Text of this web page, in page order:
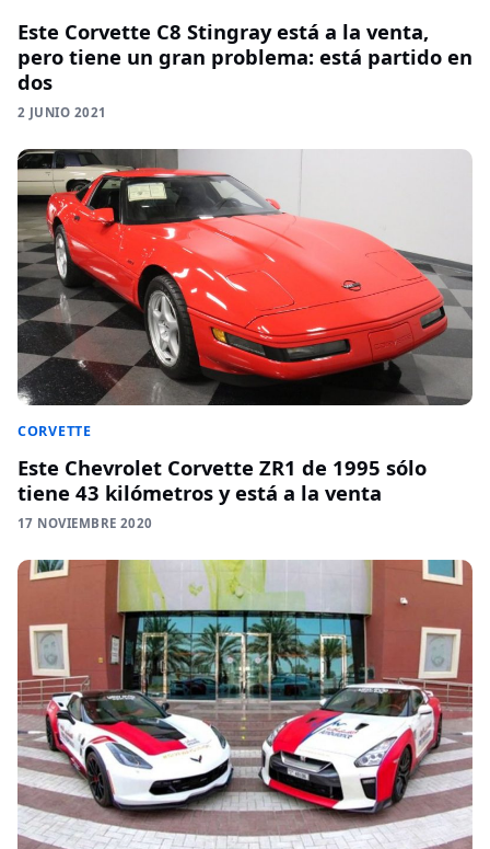
Este Corvette C8 Stingray está a la venta,
pero tiene un gran problema: está partido en
dos
2 JUNIO 2021
CORVETTE
Este Chevrolet Corvette ZR1 de 1995 sólo
tiene 43 kilómetros y está a la venta
17 NOVIEMBRE 2020